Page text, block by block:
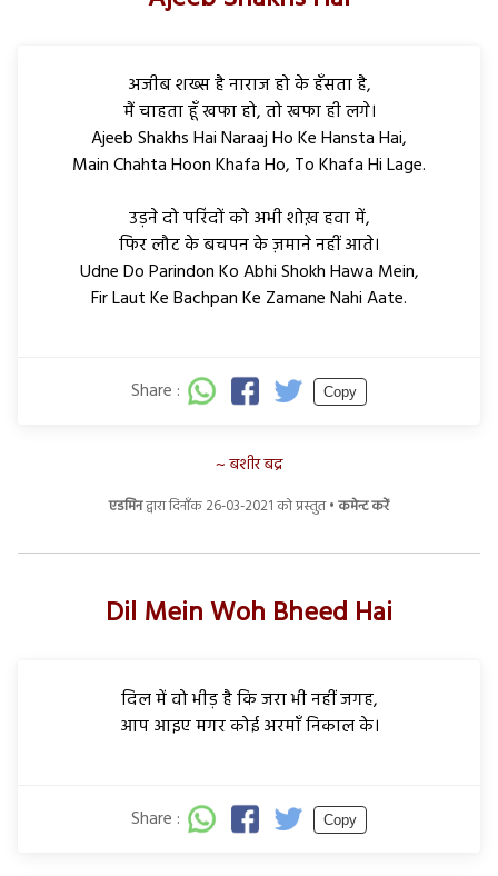
अजीब शख्स है​ नारा​ज ​हो के हँसता है,
मैं चाहता हूँ खफा हो, तो खफा ही लगे।
Ajeeb Shakhs Hai Naraaj Ho Ke Hansta Hai,
Main Chahta Hoon Khafa Ho, To Khafa Hi Lage.
उड़ने दो परिंदों को अभी शोख़ हवा में,
फिर लौट के बचपन के ज़माने नहीं आते।
Udne Do Parindon Ko Abhi Shokh Hawa Mein,
Fir Laut Ke Bachpan Ke Zamane Nahi Aate.
Share : Copy
बशीर बद्र
एडमिनद्वारा दिनाँक 26-03-2021 को प्रस्तुत •कमेन्ट करें
Dil Mein Woh Bheed Hai
दिल में वो भीड़ है कि जरा भी नहीं जगह,
आप आइए मगर कोई अरमाँ निकाल के।
Share : Copy